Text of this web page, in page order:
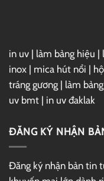
in uv | làm bảng hiệu |
inox | mica hút nổi |
tráng gương | làm
uv bmt | in uv đaklak
ĐĂNG KÝ NHẬN
Đăng ký nhận bản tin